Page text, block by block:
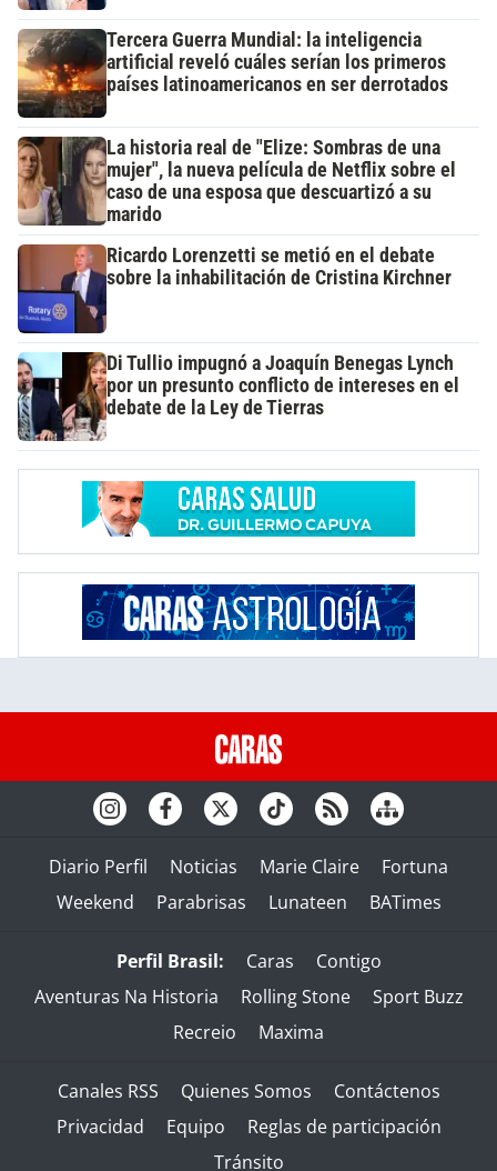
Tercera Guerra Mundial: la inteligencia
artificial reveló cuáles serían los primeros
países latinoamericanos en ser derrotados
La historia real de "Elize: Sombras de una
mujer", la nueva película de Netflix sobre el
caso de una esposa que descuartizó a su
marido
Ricardo Lorenzetti se metió en el debate
sobre la inhabilitación de Cristina Kirchner
Di Tullio impugnó a Joaquín Benegas Lynch
por un presunto conflicto de intereses en el
debate de la Ley de Tierras
Diario Perfil Noticias Marie Claire
Fortuna
Weekend
Parabrisas Lunateen BATimes
Perfil Brasil: Caras
Contigo
Aventuras Na Historia
Rolling Stone
Sport Buzz
Recreio
Maxima
Canales RSS Quienes Somos
Contáctenos
Privacidad
Equipo
Reglas de participación
Tránsito